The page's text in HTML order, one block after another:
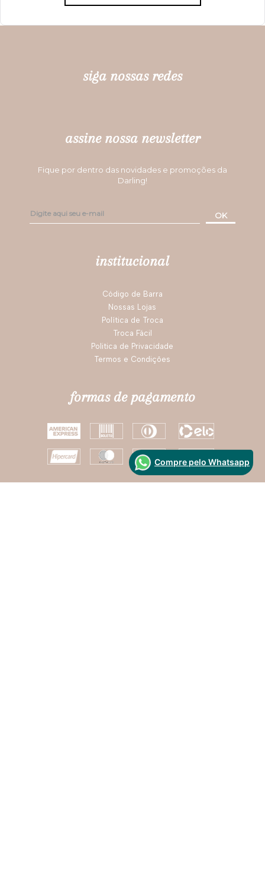
siga nossas redes
assine nossa newsletter
Fique por dentro das novidades e promoções da
Darling!
OK
institucional
Código de Barra
Nossas Lojas
Política de Troca
Troca Fácil
Politica de Privacidade
Termos e Condições
formas de pagamento
Compre pelo Whatsapp